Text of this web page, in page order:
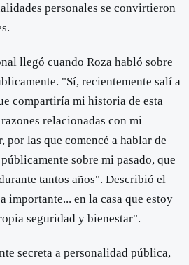
personales se convirtieron
llegó cuando Roza habló sobre
"Sí, recientemente salí a
compartiría mi historia de esta
relacionadas con mi
por las que comencé a hablar de
sobre mi pasado, que
tantos años". Describió el
importante... en la casa que estoy
seguridad y bienestar".
secreta a personalidad pública,